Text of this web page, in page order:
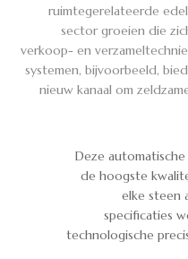
ruimtegerelateerde
sector groeien die
verkoop- en
systemen, bijvoorbeeld,
nieuw kanaal om
Deze
de hoogste
elke steen
specificaties
technologische